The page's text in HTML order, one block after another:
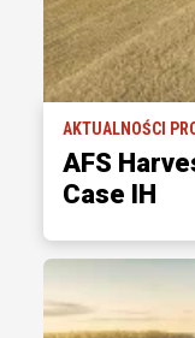
AKTUALNOŚCI
AFS
Case IH